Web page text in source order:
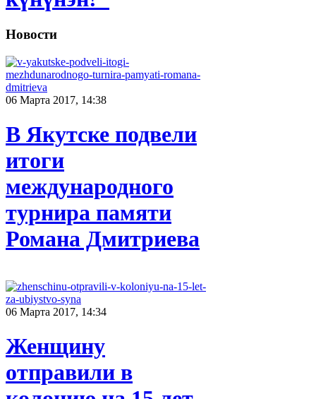
Новости
06 Марта 2017, 14:38
В Якутске подвели
итоги
международного
турнира памяти
Романа Дмитриева
06 Марта 2017, 14:34
Женщину
отправили в